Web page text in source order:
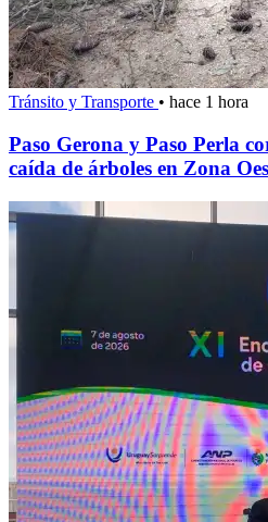
Tránsito y Transporte • hace 1 hora
Paso Gerona y Paso Perla
caída de árboles en Zona